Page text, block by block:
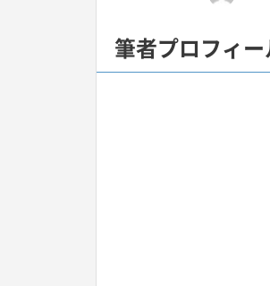
筆者プロフィ